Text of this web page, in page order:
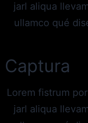
jarl aliqua
ullamco qué
Captura
Lorem fistrum
jarl aliqua